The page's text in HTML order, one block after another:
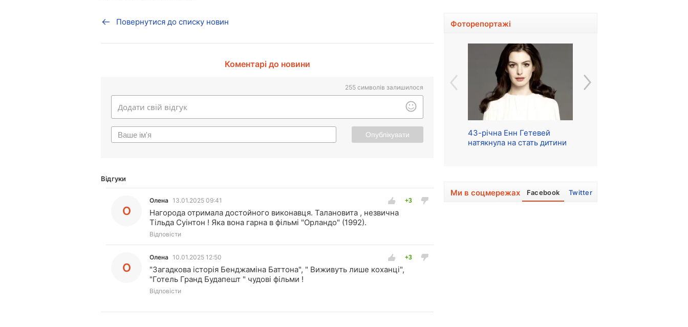
Повернутися до списку новин
Коментарі до новини
255 символів залишилося
Опублікувати
Відгуки
О
Олена 13.01.2025 09:41
Нагорода отримала достойного виконавця. Талановита , незвична
Тільда Суінтон ! Яка вона гарна в фільмі "Орландо" (1992).
Відповісти
О
Олена 10.01.2025 12:50
"Загадкова історія Бенджаміна Баттона", " Виживуть лише коханці",
"Готель Гранд Будапешт " чудові фільми !
Відповісти
Фоторепортажі
43-річна Енн Гетевей
натякнула на стать дитини
Ми в соцмережах Facebook Twitter